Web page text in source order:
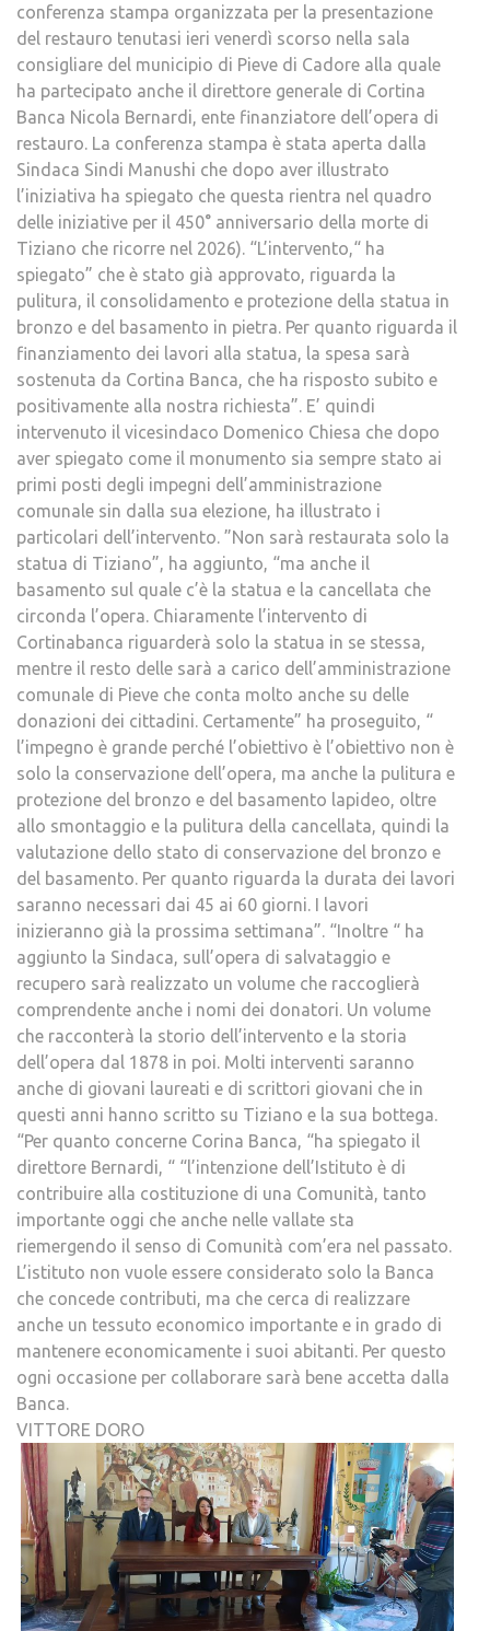
conferenza stampa organizzata per la presentazione
del restauro tenutasi ieri venerdì scorso nella sala
consigliare del municipio di Pieve di Cadore alla quale
ha partecipato anche il direttore generale di Cortina
Banca Nicola Bernardi, ente finanziatore dell’opera di
restauro. La conferenza stampa è stata aperta dalla
Sindaca Sindi Manushi che dopo aver illustrato
l’iniziativa ha spiegato che questa rientra nel quadro
delle iniziative per il 450° anniversario della morte di
Tiziano che ricorre nel 2026). “L’intervento,“ ha
spiegato” che è stato già approvato, riguarda la
pulitura, il consolidamento e protezione della statua in
bronzo e del basamento in pietra. Per quanto riguarda il
finanziamento dei lavori alla statua, la spesa sarà
sostenuta da Cortina Banca, che ha risposto subito e
positivamente alla nostra richiesta”. E’ quindi
intervenuto il vicesindaco Domenico Chiesa che dopo
aver spiegato come il monumento sia sempre stato ai
primi posti degli impegni dell’amministrazione
comunale sin dalla sua elezione, ha illustrato i
particolari dell’intervento. ”Non sarà restaurata solo la
statua di Tiziano”, ha aggiunto, “ma anche il
basamento sul quale c’è la statua e la cancellata che
circonda l’opera. Chiaramente l’intervento di
Cortinabanca riguarderà solo la statua in se stessa,
mentre il resto delle sarà a carico dell’amministrazione
comunale di Pieve che conta molto anche su delle
donazioni dei cittadini. Certamente” ha proseguito, “
l’impegno è grande perché l’obiettivo è l’obiettivo non è
solo la conservazione dell’opera, ma anche la pulitura e
protezione del bronzo e del basamento lapideo, oltre
allo smontaggio e la pulitura della cancellata, quindi la
valutazione dello stato di conservazione del bronzo e
del basamento. Per quanto riguarda la durata dei lavori
saranno necessari dai 45 ai 60 giorni. I lavori
inizieranno già la prossima settimana”. “Inoltre “ ha
aggiunto la Sindaca, sull’opera di salvataggio e
recupero sarà realizzato un volume che raccoglierà
comprendente anche i nomi dei donatori. Un volume
che racconterà la storio dell’intervento e la storia
dell’opera dal 1878 in poi. Molti interventi saranno
anche di giovani laureati e di scrittori giovani che in
questi anni hanno scritto su Tiziano e la sua bottega.
“Per quanto concerne Corina Banca, “ha spiegato il
direttore Bernardi, “ “l’intenzione dell’Istituto è di
contribuire alla costituzione di una Comunità, tanto
importante oggi che anche nelle vallate sta
riemergendo il senso di Comunità com’era nel passato.
L’istituto non vuole essere considerato solo la Banca
che concede contributi, ma che cerca di realizzare
anche un tessuto economico importante e in grado di
mantenere economicamente i suoi abitanti. Per questo
ogni occasione per collaborare sarà bene accetta dalla
Banca.
VITTORE DORO